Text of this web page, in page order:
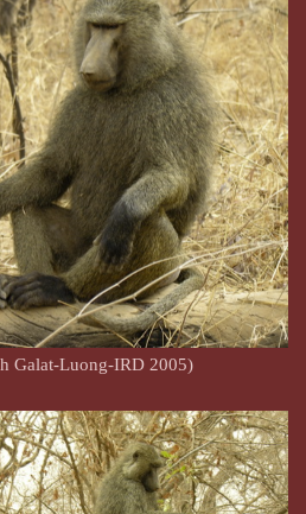
Galat-Luong-IRD 2005)